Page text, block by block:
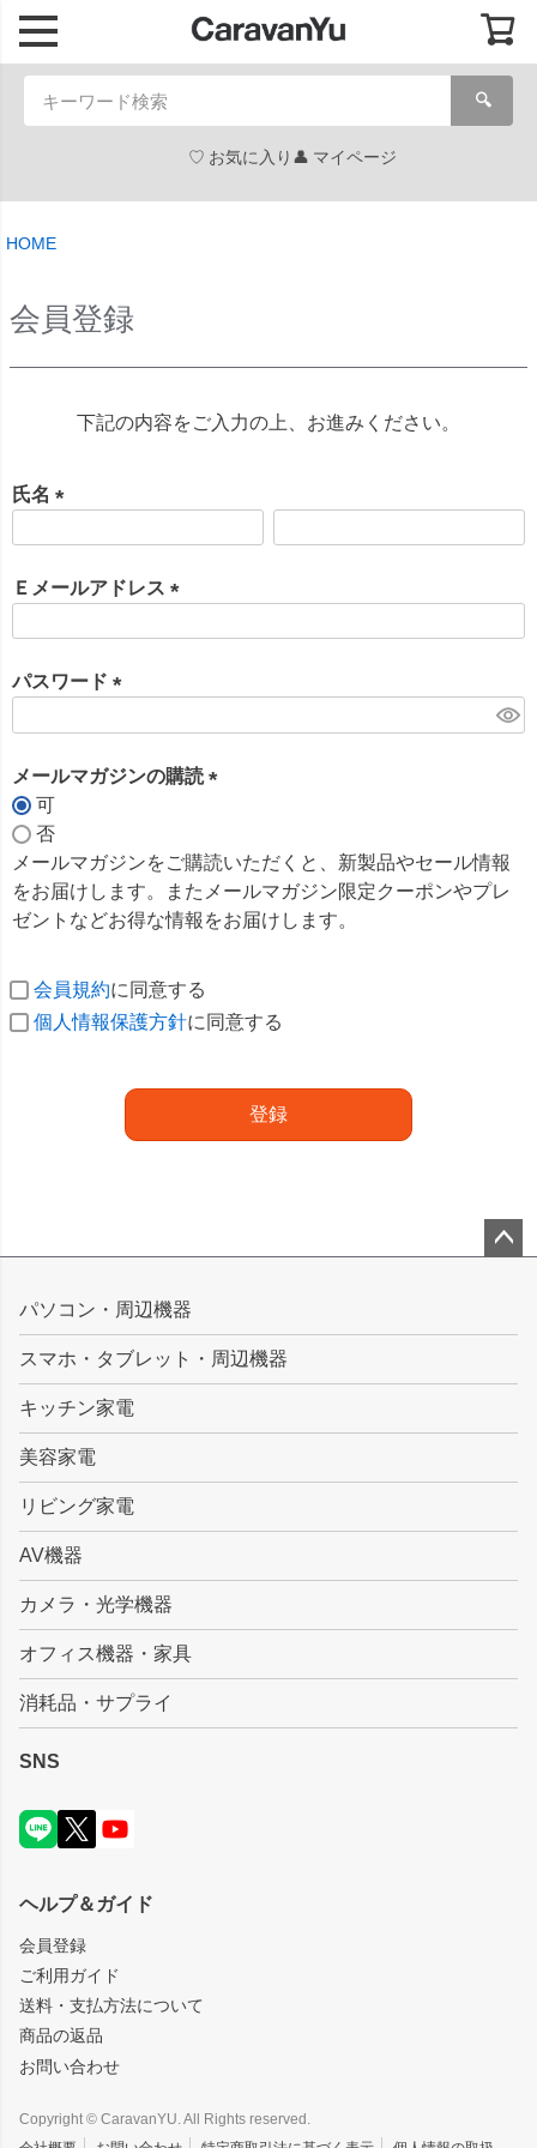
🔍
お気に入り マイページ
HOME
会員登録
下記の内容をご入力の上、お進みください。
氏名
須
Ｅメールアドレス
パスワード
須
メールマガジンの購読
須
)
可
否
メールマガジンをご購読いただくと、新製品やセール情報
をお届けします。またメールマガジン限定クーポンやプレ
ゼントなどお得な情報をお届けします。
会員規約に同意する
個人情報保護方針に同意する
登録
ップ
パソコン・周辺機器
スマホ・タブレット・周辺機器
キッチン家電
美容家電
リビング家電
AV機器
カメラ・光学機器
オフィス機器・家具
消耗品・サプライ
SNS
ヘルプ＆ガイド
会員登録
ご利用ガイド
送料・支払方法について
商品の返品
お問い合わせ
Copyright © CaravanYU. All Rights reserved.